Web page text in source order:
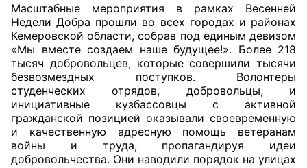
Комиссии
Экспертный совет ОП КО
Совет ОП КО
Общественный штаб
Члены ОП КО
Документы ОП КО
Масштабные мероприятия в рамках Весенней
Недели Добра прошли во всех городах и районах
Кемеровской области, собрав под единым девизом
«Мы вместе создаем наше будущее!». Более 218
тысяч добровольцев, которые совершили тысячи
безвозмездных поступков. Волонтеры
студенческих отрядов, добровольцы, и
инициативные кузбассовцы с активной
гражданской позицией оказывали своевременную
и качественную адресную помощь ветеранам
войны и труда, пропагандируя идеи
добровольчества. Они наводили порядок на улицах